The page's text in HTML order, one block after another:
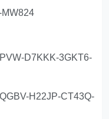
D7KKK-3GKT6-
H22JP-CT43Q-